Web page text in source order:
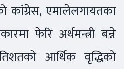
कांग्रेस, एमालेलगायतका
फेरि अर्थमन्त्री बन्ने
आर्थिक वृद्धिको